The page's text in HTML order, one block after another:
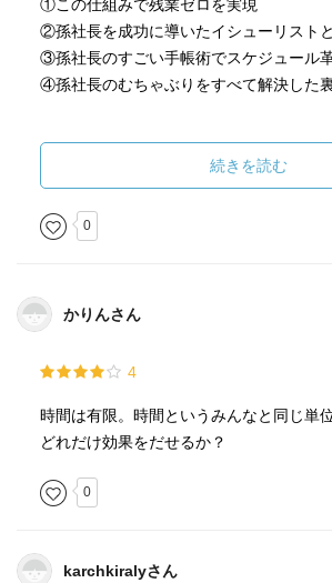
①この仕組みで残業ゼロを実現
②孫社長を成功に導いたイシューリスト
③孫社長のすごい手帳術でスケジュール
④孫社長のむちゃぶりをすべて解決した
る」は疑う余地もない。本書で紹介され
まま使うことはなかなか難しい。しか
姿が描かれており著者はそれを最高の手
みごとに使いこなしている。
それを使いこなすには多くの前提があ
り、もちろん著者自身もそれが全て揃
行してこなしてきているはずである。
すごい人でも素晴らしい仕組みは簡単に
概念を掴むことだけではなくより優先順
続きを読む
0
かりんさん
4
時間は有限。時間というみんなと同じ単
どれだけ効果をだせるか？
0
karchkiralyさん